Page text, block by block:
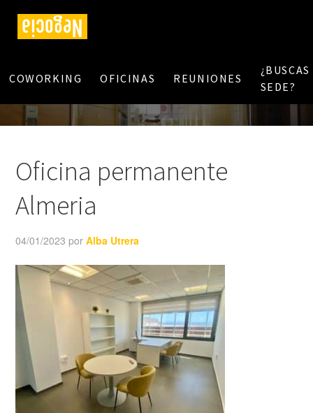
COWORKING OFICINAS REUNIONES
¿BUSCAS
SEDE?
Oficina permanente
Almeria
04/01/2023 porAlba Utrera